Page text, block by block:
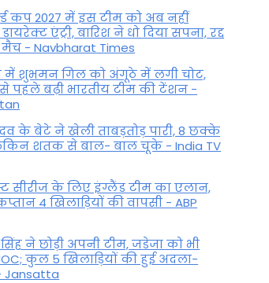
कप 2027 में इस टीम को अब नहीं
एंट्री, बारिश ने धो दिया सपना, रद्द
मैच - Navbharat Times
में शुभमन गिल को अंगूठे में लगी चोट,
पहले बढ़ी भारतीय टीम की टेंशन -
के बेटे ने खेली ताबड़तोड़ पारी, 8 छक्के
शतक से बाल- बाल चूके - India TV
सीरीज के लिए इंग्लैंड टीम का एलान,
4 खिलाड़ियों की वापसी - ABP
ने छोड़ी अपनी टीम, जडेजा को भी
कुल 5 खिलाड़ियों की हुई अदला-
Jansatta